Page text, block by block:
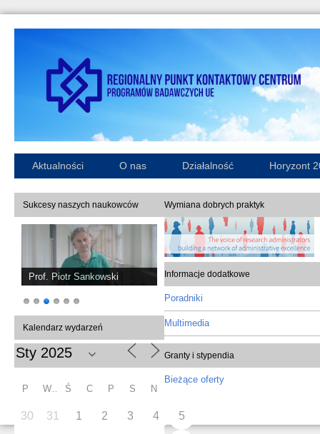
Aktualności O nas Działalność Horyzont
Sukcesy naszych naukowców
Prof. Piotr Sankowski
Kalendarz wydarzeń
P Ś C P S N
30 31 1 2 3 4 5
Wymiana dobrych praktyk
Informacje dodatkowe
Poradniki
Multimedia
Granty i stypendia
Bieżące oferty